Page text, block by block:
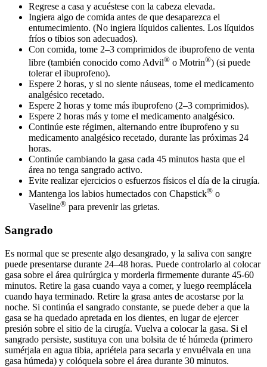
Regrese a casa y acuéstese con la cabeza elevada.
Ingiera algo de comida antes de que desaparezca el
entumecimiento. (No ingiera líquidos calientes. Los líquidos
fríos o tibios son adecuados).
Con comida, tome 2–3 comprimidos de ibuprofeno de venta
libre (también conocido como Advil® o Motrin®) (si puede
tolerar el ibuprofeno).
Espere 2 horas, y si no siente náuseas, tome el medicamento
analgésico recetado.
Espere 2 horas y tome más ibuprofeno (2–3 comprimidos).
Espere 2 horas más y tome el medicamento analgésico.
Continúe este régimen, alternando entre ibuprofeno y su
medicamento analgésico recetado, durante las próximas 24
horas.
Continúe cambiando la gasa cada 45 minutos hasta que el
área no tenga sangrado activo.
Evite realizar ejercicios o esfuerzos físicos el día de la cirugía.
Mantenga los labios humectados con Chapstick® o
Vaseline® para prevenir las grietas.
Sangrado
Es normal que se presente algo desangrado, y la saliva con sangre
puede presentarse durante 24–48 horas. Puede controlarlo al colocar
gasa sobre el área quirúrgica y morderla firmemente durante 45-60
minutos. Retire la gasa cuando vaya a comer, y luego reemplácela
cuando haya terminado. Retire la grasa antes de acostarse por la
noche. Si continúa el sangrado constante, se puede deber a que la
gasa se ha quedado apretada en los dientes, en lugar de ejercer
presión sobre el sitio de la cirugía. Vuelva a colocar la gasa. Si el
sangrado persiste, sustituya con una bolsita de té húmeda (primero
sumérjala en agua tibia, apriétela para secarla y envuélvala en una
gasa húmeda) y colóquela sobre el área durante 30 minutos.